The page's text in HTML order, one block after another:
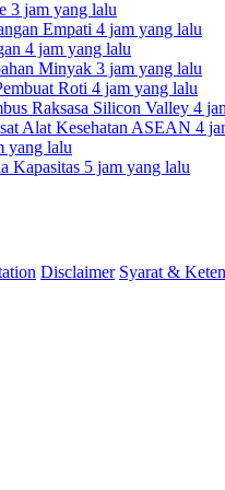
3 jam yang lalu
Empati 4 jam yang lalu
4 jam yang lalu
Minyak 3 jam yang lalu
Roti 4 jam yang lalu
Raksasa Silicon Valley 4
Alat Kesehatan ASEAN 4
yang lalu
Kapasitas 5 jam yang lalu
Disclaimer Syarat &